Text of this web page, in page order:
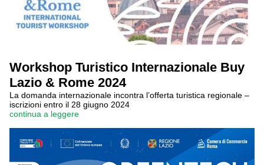
Workshop Turistico Internazionale Buy
Lazio & Rome 2024
La domanda internazionale incontra l’offerta turistica regionale –
iscrizioni entro il 28 giugno 2024
continua a leggere